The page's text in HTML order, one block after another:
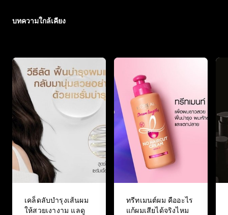
บทความใกล้เคียง
เคล็ดลับบำรุงเส้นผม
ให้สวยเงางาม แลดู
ทรีทเมนต์ผม คืออะไร
แก้ผมเสียได้จริงไหม